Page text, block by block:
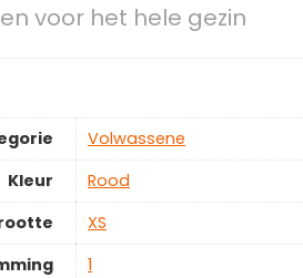
voor het hele gezin
‎Volwassene
Kleur
‎Rood
‎XS
‎1